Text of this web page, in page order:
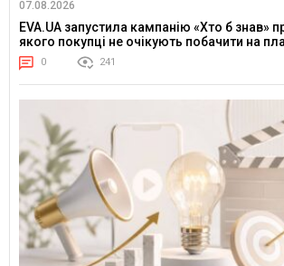
07.08.2026
EVA.UA запустила кампанію «Хто б знав»
якого покупці не очікують побачити на
0 241